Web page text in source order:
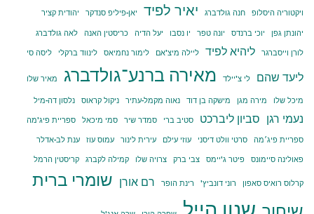
ויקטוריה היסלופ חנה גולדברג יאיר לפיד יאן-פיליפ סנדקר יהודית קציר
יהונתן גפן יוכי ברנדס יונה טפר יו נסבו יעל הדיה כריסטין האנה
לאה גולדברג
לורן וייסברגר
ליהיא לפיד ליילה מיצ'אם לימור נחמיאס לינווד ברקלי ליסה סי
ליעד שהם לי צ'יילד מאירה ברנע־גולדברג מאיר שלו
מיכל שלו מירה מגן מישקה בן דוד נאוה מקמל-עתיר ניקול קראוס נלסון דה-מיל
נעמי רגן סביון ליברכט סטיב ברי סמדר שיר סמי מיכאל
ספריית פיג'מה
ספריית פיג׳מה
סרטי וולט דיסני עוזי עילם עירית לינור עמוס עוז
ענת לב-אדלר
פאולינה סיימונס
פיטר ג'יימס צבי ברק צרויה שלו קמילה לקברג קריסטין הרמל
קרלוס רואיס סאפון רוני דונביץ' רינת הופר רם אורן שומרי ברית